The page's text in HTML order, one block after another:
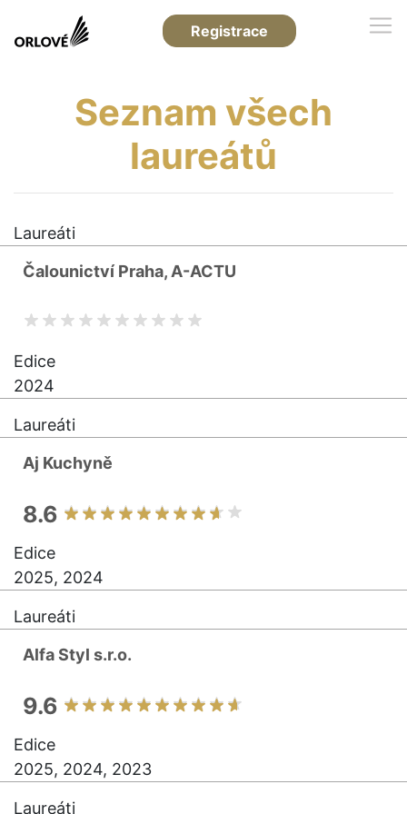
Registrace
Seznam všech
laureátů
Laureáti
Čalounictví Praha, A-ACTU
Edice
2024
Laureáti
Aj Kuchyně
8.6
Edice
2025, 2024
Laureáti
Alfa Styl s.r.o.
9.6
Edice
2025, 2024, 2023
Laureáti